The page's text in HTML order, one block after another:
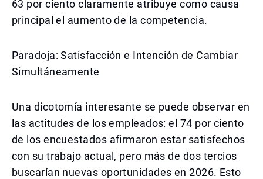
63 por ciento claramente atribuye como causa
principal el aumento de la competencia.
Paradoja: Satisfacción e Intención de Cambiar
Simultáneamente
Una dicotomía interesante se puede observar en
las actitudes de los empleados: el 74 por ciento
de los encuestados afirmaron estar satisfechos
con su trabajo actual, pero más de dos tercios
buscarían nuevas oportunidades en 2026. Esto